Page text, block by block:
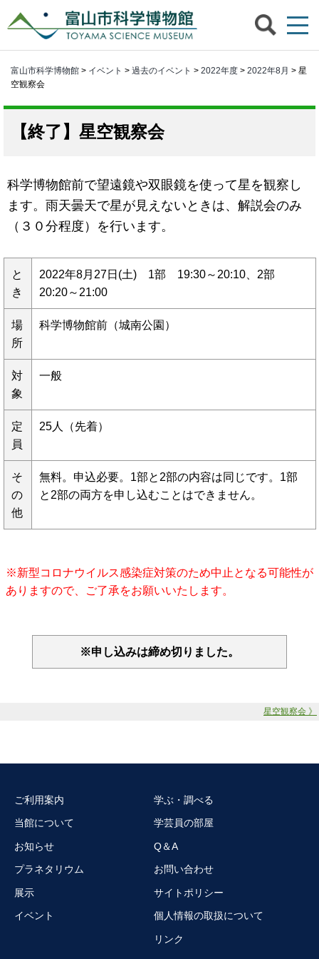
富山市科学博物館 > イベント > 過去のイベント > 2022年度 > 2022年8月 > 星
空観察会
星空観察会
科学博物館前で望遠鏡や双眼鏡を使って星を観察し
ます。雨天曇天で星が見えないときは、解説会のみ
（３０分程度）を行います。
と
き
2022年8月27日(土) 1部 19:30～20:10、2部
20:20～21:00
場
所
科学博物館前（城南公園）
対
象
一般
定
員
25人（先着）
そ
の
他
無料。申込必要。1部と2部の内容は同じです。1部
と2部の両方を申し込むことはできません。
※新型コロナウイルス感染症対策のため中止となる可能性が
ありますので、ご了承をお願いいたします。
※申し込みは締め切りました。
星空観察会 》
ご利用案内
当館について
お知らせ
プラネタリウム
展示
イベント
学ぶ・調べる
学芸員の部屋
Q＆A
お問い合わせ
サイトポリシー
個人情報の取扱について
リンク